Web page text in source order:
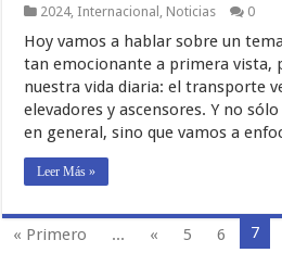
2024, Internacional Noticias 0
Hoy vamos a hablar sobre un
tan emocionante a primera vista,
nuestra vida diaria: el transporte
elevadores y ascensores. Y no
en general, sino que vamos a
Leer Más »
« Primero ... « 5 6 7